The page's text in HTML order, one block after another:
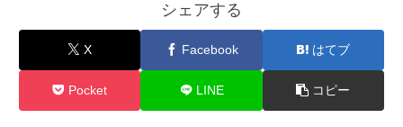
シェアする
X Facebook はてブ
Pocket LINE コピー